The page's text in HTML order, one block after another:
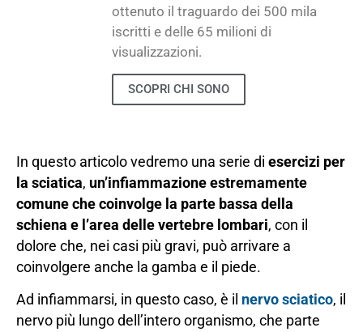
ottenuto il traguardo dei 500 mila
iscritti e delle 65 milioni di
visualizzazioni.
SCOPRI CHI SONO
In questo articolo vedremo una serie di esercizi per
la sciatica, un’infiammazione estremamente
comune che coinvolge la parte bassa della
schiena e l’area delle vertebre lombari, con il
dolore che, nei casi più gravi, può arrivare a
coinvolgere anche la gamba e il piede.
Ad infiammarsi, in questo caso, è il nervo sciatico, il
nervo più lungo dell’intero organismo, che parte